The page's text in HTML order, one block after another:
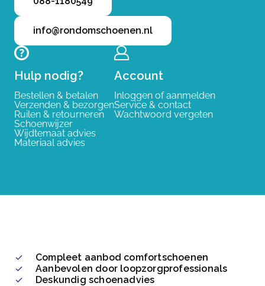
info@rondomschoenen.nl
Hulp nodig?
Bestellen & betalen
Verzenden & bezorgen
Ruilen & retourneren
Schoenwijzer
Wijdtemaat advies
Materiaal advies
Account
Inloggen of aanmelden
Service & contact
Wachtwoord vergeten
Compleet aanbod comfortschoenen
Aanbevolen door loopzorgprofessionals
Deskundig schoenadvies